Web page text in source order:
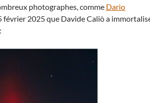
photographes, comme Dario
février 2025 que Davide Caliò a